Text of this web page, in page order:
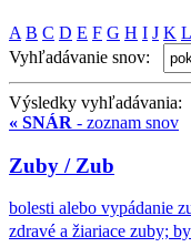
A B C D E F G H I J K L
Vyhľadávanie snov:
Výsledky vyhľadávania:
« SNÁR - zoznam snov
Zuby / Zub
bolesti alebo vypádanie
zdravé a žiariace zuby;